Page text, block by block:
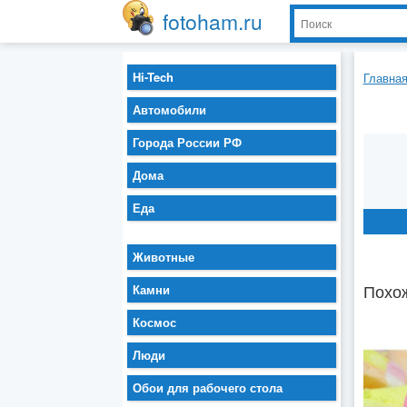
fotoham.ru
Главная
Hi-Tech
Автомобили
Города России РФ
Дома
Еда
Животные
Камни
Космос
Люди
Обои для рабочего стола